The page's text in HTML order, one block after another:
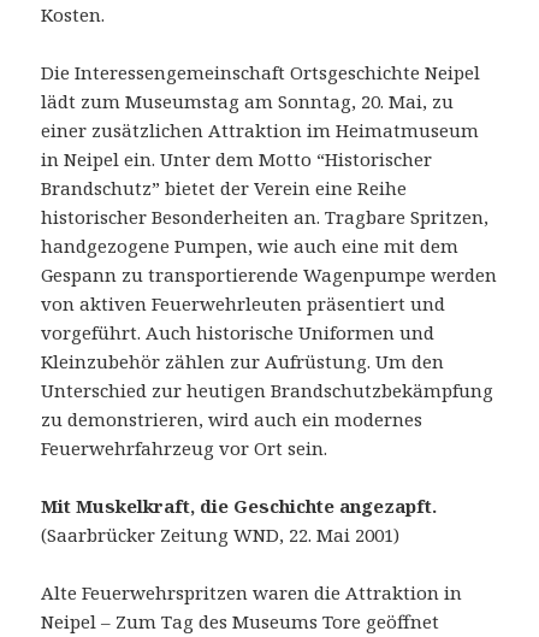
Kosten.
Die Interessengemeinschaft Ortsgeschichte Neipel
lädt zum Museumstag am Sonntag, 20. Mai, zu
einer zusätzlichen Attraktion im Heimatmuseum
in Neipel ein. Unter dem Motto “Historischer
Brandschutz” bietet der Verein eine Reihe
historischer Besonderheiten an. Tragbare Spritzen,
handgezogene Pumpen, wie auch eine mit dem
Gespann zu transportierende Wagenpumpe werden
von aktiven Feuerwehrleuten präsentiert und
vorgeführt. Auch historische Uniformen und
Kleinzubehör zählen zur Aufrüstung. Um den
Unterschied zur heutigen Brandschutzbekämpfung
zu demonstrieren, wird auch ein modernes
Feuerwehrfahrzeug vor Ort sein.
Mit Muskelkraft, die Geschichte angezapft.
(Saarbrücker Zeitung WND, 22. Mai 2001)
Alte Feuerwehrspritzen waren die Attraktion in
Neipel – Zum Tag des Museums Tore geöffnet